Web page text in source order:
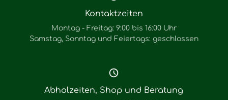
Kontaktzeiten
Montag - Freitag: 9:00 bis 16:00 Uhr
Samstag, Sonntag und Feiertags: geschlossen
Abholzeiten, Shop und Beratung